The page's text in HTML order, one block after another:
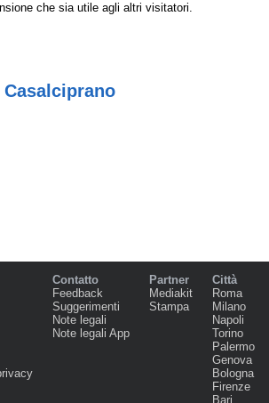
che sia utile agli altri visitatori.
Contatto
Feedback
Suggerimenti
Note legali
Note legali App
Partner
Mediakit
Stampa
Città
Roma
Milano
Napoli
Torino
Palermo
Genova
Bologna
Firenze
Bari